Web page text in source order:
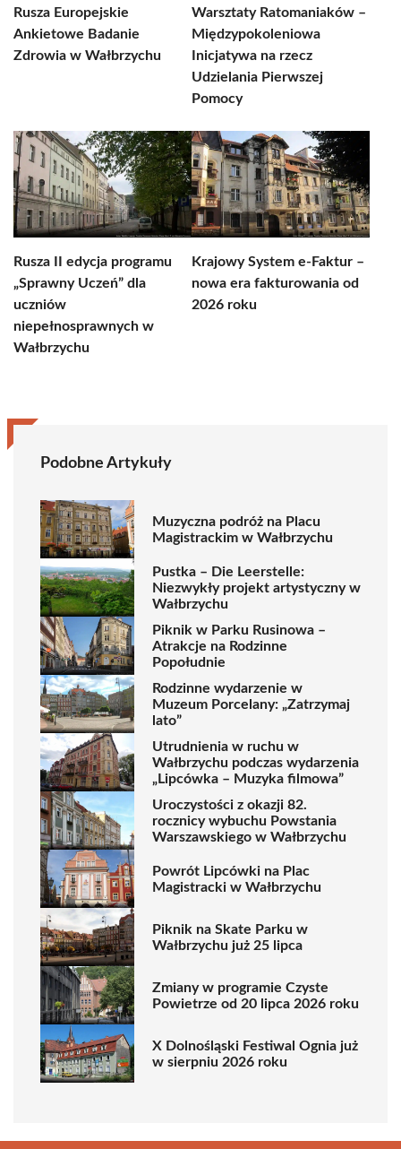
Rusza Europejskie
Ankietowe Badanie
Zdrowia w Wałbrzychu
Warsztaty Ratomaniaków –
Międzypokoleniowa
Inicjatywa na rzecz
Udzielania Pierwszej
Pomocy
Rusza II edycja programu
„Sprawny Uczeń” dla
uczniów
niepełnosprawnych w
Wałbrzychu
Krajowy System e-Faktur –
nowa era fakturowania od
2026 roku
Podobne Artykuły
Muzyczna podróż na Placu
Magistrackim w Wałbrzychu
Pustka – Die Leerstelle:
Niezwykły projekt artystyczny w
Wałbrzychu
Piknik w Parku Rusinowa –
Atrakcje na Rodzinne
Popołudnie
Rodzinne wydarzenie w
Muzeum Porcelany: „Zatrzymaj
lato”
Utrudnienia w ruchu w
Wałbrzychu podczas wydarzenia
„Lipcówka – Muzyka filmowa”
Uroczystości z okazji 82.
rocznicy wybuchu Powstania
Warszawskiego w Wałbrzychu
Powrót Lipcówki na Plac
Magistracki w Wałbrzychu
Piknik na Skate Parku w
Wałbrzychu już 25 lipca
Zmiany w programie Czyste
Powietrze od 20 lipca 2026 roku
X Dolnośląski Festiwal Ognia już
w sierpniu 2026 roku